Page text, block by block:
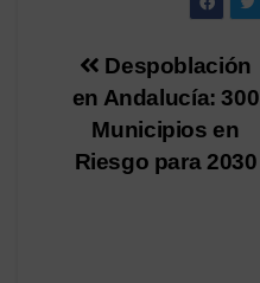
Navegación
de
entradas
Despoblación
en Andalucía: 300
Municipios en
Riesgo para 2030